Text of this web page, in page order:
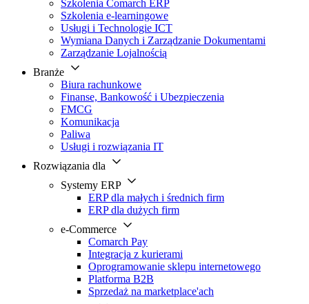
Szkolenia Comarch ERP
Szkolenia e-learningowe
Usługi i Technologie ICT
Wymiana Danych i Zarządzanie Dokumentami
Zarządzanie Lojalnością
Branże
Biura rachunkowe
Finanse, Bankowość i Ubezpieczenia
FMCG
Komunikacja
Paliwa
Usługi i rozwiązania IT
Rozwiązania dla
Systemy ERP
ERP dla małych i średnich firm
ERP dla dużych firm
e-Commerce
Comarch Pay
Integracja z kurierami
Oprogramowanie sklepu internetowego
Platforma B2B
Sprzedaż na marketplace'ach